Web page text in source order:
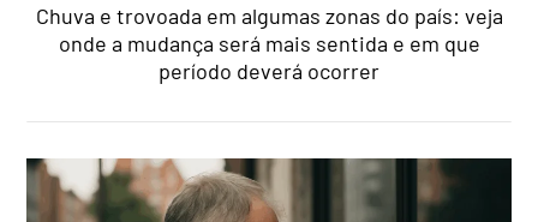
Chuva e trovoada em algumas zonas do país: veja
onde a mudança será mais sentida e em que
período deverá ocorrer